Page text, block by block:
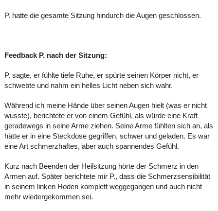
P. hatte die gesamte Sitzung hindurch die Augen geschlossen.
Feedback P. nach der Sitzung:
P. sagte, er fühlte tiefe Ruhe, er spürte seinen Körper nicht, er
schwebte und nahm ein helles Licht neben sich wahr.
Während ich meine Hände über seinen Augen hielt (was er nicht
wusste), berichtete er von einem Gefühl, als würde eine Kraft
geradewegs in seine Arme ziehen. Seine Arme fühlten sich an, als
hätte er in eine Steckdose gegriffen, schwer und geladen. Es war
eine Art schmerzhaftes, aber auch spannendes Gefühl.
Kurz nach Beenden der Heilsitzung hörte der Schmerz in den
Armen auf. Später berichtete mir P., dass die Schmerzsensibilität
in seinem linken Hoden komplett weggegangen und auch nicht
mehr wiedergekommen sei.